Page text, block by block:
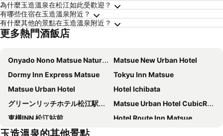
為什麼玉造溫泉在松江如此受歡迎？
有哪些住宿在玉造溫泉附近？
有什麼其他的景點在玉造溫泉附近？
更多熱門酒飯店
Onyado Nono Matsue Natural Hot Spring
Matsue New Urban Hotel
Dormy Inn Express Matsue
Tokyu Inn Matsue
Matsue Urban Hotel
Hotel Ichibata
グリーンリッチホテル松江駅Across
Matsue Urban Hotel CubicRoom
東橫INN 松江站前
Hotel Route Inn Matsue
TENNENONSEN DANDANNOYU ONYADONONOMATSUE
玉造溫泉的其他景點